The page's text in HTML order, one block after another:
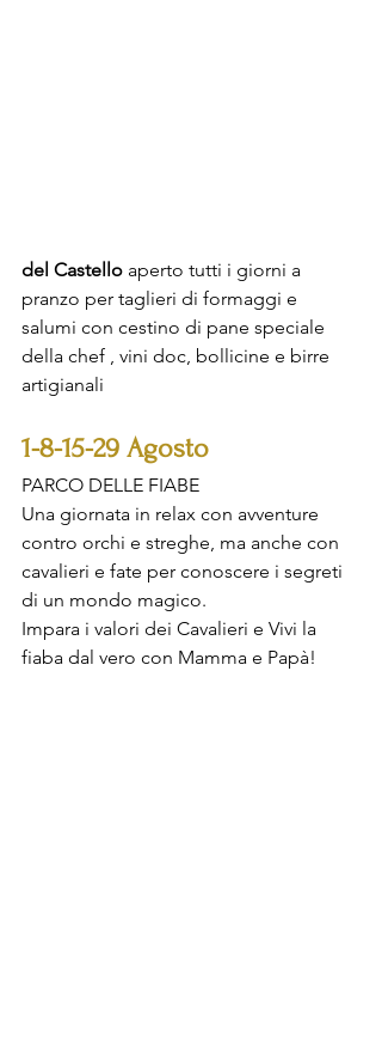
del Castello aperto tutti i giorni a
pranzo per taglieri di formaggi e
salumi con cestino di pane speciale
della chef , vini doc, bollicine e birre
artigianali
1-8-15-29 Agosto
PARCO DELLE FIABE
Una giornata in relax con avventure
contro orchi e streghe, ma anche con
cavalieri e fate per conoscere i segreti
di un mondo magico.
Impara i valori dei Cavalieri e Vivi la
fiaba dal vero con Mamma e Papà!